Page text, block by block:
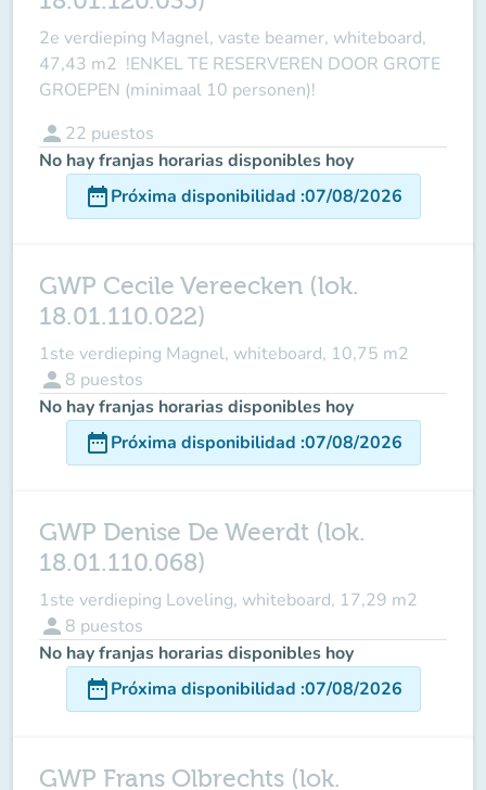
2e verdieping Magnel, vaste beamer, whiteboard,
47,43 m2 !ENKEL TE RESERVEREN DOOR GROTE
GROEPEN (minimaal 10 personen)!
person 22 puestos
No hay franjas horarias disponibles hoy
date_rangePróxima disponibilidad :07/08/2026
GWP Cecile Vereecken (lok.
18.01.110.022)
1ste verdieping Magnel, whiteboard, 10,75 m2
person 8 puestos
No hay franjas horarias disponibles hoy
date_rangePróxima disponibilidad :07/08/2026
GWP Denise De Weerdt (lok.
18.01.110.068)
1ste verdieping Loveling, whiteboard, 17,29 m2
person 8 puestos
No hay franjas horarias disponibles hoy
date_rangePróxima disponibilidad :07/08/2026
GWP Frans Olbrechts (lok.